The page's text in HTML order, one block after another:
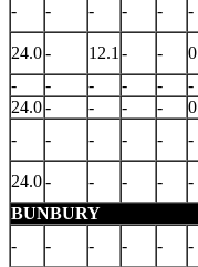
- - - - - -
24.0- 12.1 - -
-
- - - - -
24.0- - - -
-
- - - - -
24.0- - - - -
BUNBURY
-
- - - - -